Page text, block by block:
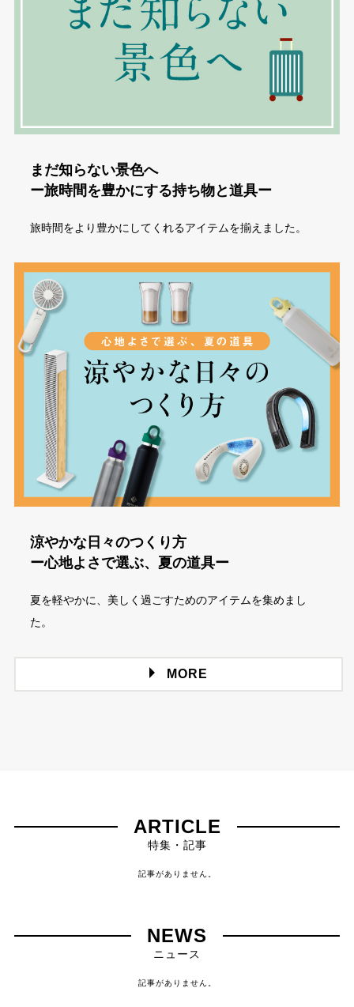
まだ知らない景色へ
ー旅時間を豊かにする持ち物と道具ー
旅時間をより豊かにしてくれるアイテムを揃えました。
涼やかな日々のつくり方
ー心地よさで選ぶ、夏の道具ー
夏を軽やかに、美しく過ごすためのアイテムを集めまし
た。
MORE
ARTICLE
特集・記事
記事がありません。
NEWS
ニュース
記事がありません。